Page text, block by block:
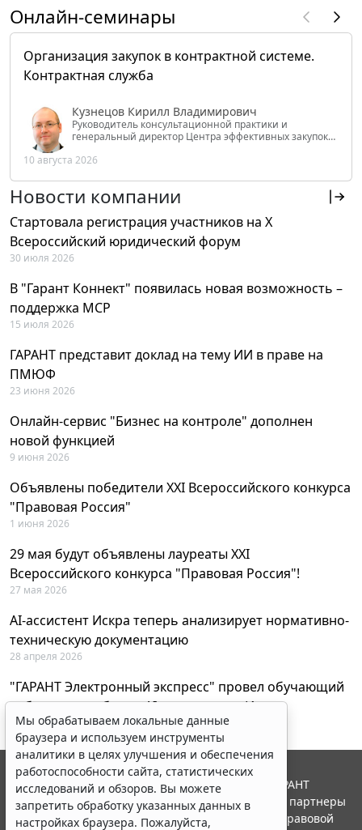
Онлайн-семинары
Организация закупок в контрактной системе.
Контрактная служба
Кузнецов Кирилл Владимирович
Руководитель консультационной практики и
генеральный директор Центра эффективных закупок
РФ
10 августа 2026
Новости компании
Стартовала регистрация участников на X
Всероссийский юридический форум
30 июля 2026
В "Гарант Коннект" появилась новая возможность –
поддержка MCP
15 июля 2026
ГАРАНТ представит доклад на тему ИИ в праве на
ПМЮФ
23 июня 2026
Онлайн-сервис "Бизнес на контроле" дополнен
новой функцией
9 июня 2026
Объявлены победители XXI Всероссийского конкурса
"Правовая Россия"
1 июня 2026
29 мая будут объявлены лауреаты XXI
Всероссийского конкурса "Правовая Россия"!
27 мая 2026
AI-ассистент Искра теперь анализирует нормативно-
техническую документацию
28 апреля 2026
"ГАРАНТ Электронный экспресс" провел обучающий
вебинар по работе с AI-ассистентом Искра
23 апреля 2026
Мы обрабатываем локальные данные
браузера и используем инструменты
аналитики в целях улучшения и обеспечения
работоспособности сайта, статистических
исследований и обзоров. Вы можете
запретить обработку указанных данных в
настройках браузера. Пожалуйста,
© ООО "НПП "ГАРАНТ-СЕРВИС", 2026. Система ГАРАНТ
выпускается с 1990 года. Компания "Гарант" и ее партнеры
являются участниками Российской ассоциации правовой